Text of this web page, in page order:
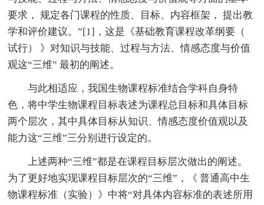
要求， 规定各门课程的性质、目标、内容框架， 提出教
学和评价建议。”[1]，这是《基础教育课程改革纲要（
试行） 》对知识与技能、过程与方法、情感态度与价值
观这“三维” 最初的阐述。
与此相适应，我国生物课程标准结合学科自身特
色，将中学生物课程目标表述为课程总目标和具体目标
两个层次，其中具体目标从知识、情感态度价值观以及
能力这“三维”三分别进行设定的。
上述两种“三维”都是在课程目标层次做出的阐述。
为了更好地实现课程目标层次的“三维”，《 普通高中生
物课程标准（实验）》中将“对具体内容标准的表述所用